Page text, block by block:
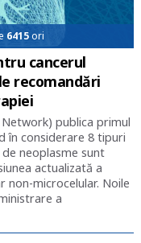
6415ori
cancerul
recomandări
publica primul
în considerare 8 tipuri
neoplasme sunt
actualizată a
non-microcelular. Noile
a